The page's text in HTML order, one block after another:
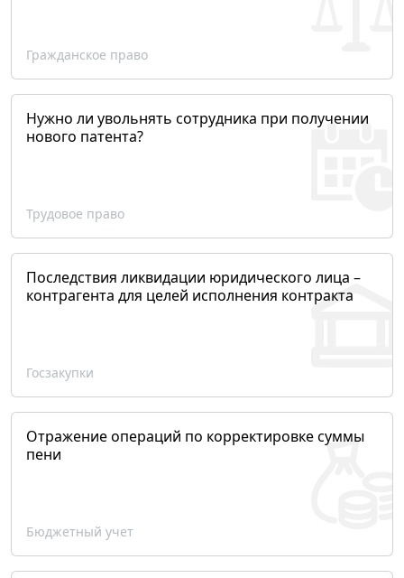
Гражданское право
Нужно ли увольнять сотрудника при получении
нового патента?
Трудовое право
Последствия ликвидации юридического лица –
контрагента для целей исполнения контракта
Госзакупки
Отражение операций по корректировке суммы
пени
Бюджетный учет